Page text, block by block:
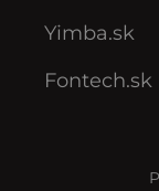
Yimba.sk
Fontech.sk